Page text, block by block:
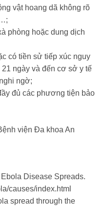
vật hoang dã không rõ
;
phòng hoặc dung dịch
có tiền sử tiếp xúc nguy
ngày và đến cơ sở y tế
ngờ;
đủ các phương tiện bảo
viện Đa khoa An
Ebola Disease Spreads.
causes/index.html
spread through the